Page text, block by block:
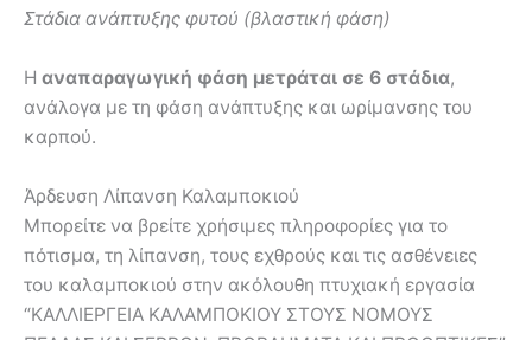
Στάδια ανάπτυξης φυτού (βλαστική φάση)
Η αναπαραγωγική φάση μετράται σε 6 στάδια,
ανάλογα με τη φάση ανάπτυξης και ωρίμανσης του
καρπού.
Άρδευση Λίπανση Καλαμποκιού
Μπορείτε να βρείτε χρήσιμες πληροφορίες για το
πότισμα, τη λίπανση, τους εχθρούς και τις ασθένειες
του καλαμποκιού στην ακόλουθη πτυχιακή εργασία
“ΚΑΛΛΙΕΡΓΕΙΑ ΚΑΛΑΜΠΟΚΙΟΥ ΣΤΟΥΣ ΝΟΜΟΥΣ